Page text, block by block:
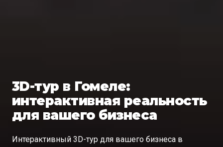
3D-тур в Гомеле:
интерактивная реальность
для вашего бизнеса
Интерактивный 3D-тур для вашего бизнеса в